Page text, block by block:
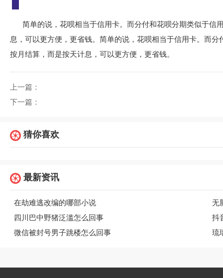
简单的说，花呗相当于信用卡。而分付和花呗分期类似于信
息，可以更方便，更省钱。简单的说，花呗相当于信用卡。而
按月结算，而是按天计息，可以更方便，更省钱。
上一篇：
下一篇：
猜你喜欢
最新资讯
在劫难逃改编的哪部小说
无
四川巴中野猪泛滥怎么回事
抖
微信被封号男子跳楼怎么回事
琉